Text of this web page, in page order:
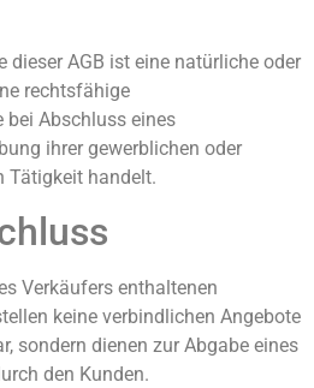
dieser AGB ist eine natürliche oder
rechtsfähige
bei Abschluss eines
ihrer gewerblichen oder
Tätigkeit handelt.
Verkäufers enthaltenen
keine verbindlichen Angebote
sondern dienen zur Abgabe eines
den Kunden.